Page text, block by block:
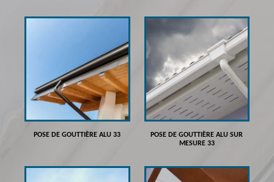
POSE DE GOUTTIÈRE ALU 33
POSE DE GOUTTIÈRE ALU SUR
MESURE 33